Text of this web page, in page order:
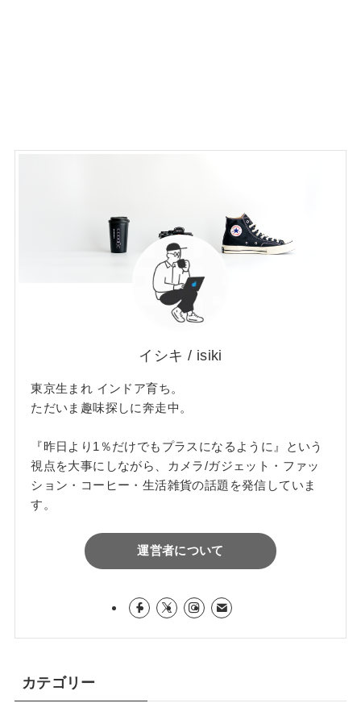
イシキ / isiki
東京生まれ インドア育ち。
ただいま趣味探しに奔走中。
『昨日より1％だけでもプラスになるように』という
視点を大事にしながら、カメラ/ガジェット・ファッ
ション・コーヒー・生活雑貨の話題を発信していま
す。
運営者について
カテゴリー